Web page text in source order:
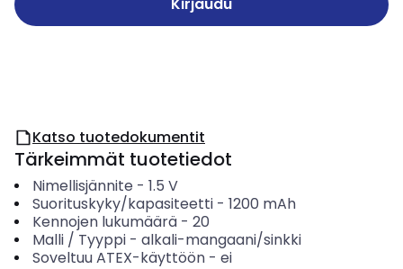
Katso tuotedokumentit
Tärkeimmät tuotetiedot
Nimellisjännite - 1.5 V
Suorituskyky/kapasiteetti- 1200 mAh
Kennojen lukumäärä- 20
Malli / Tyyppi- alkali-mangaani/sinkki
Soveltuu ATEX-käyttöön- ei